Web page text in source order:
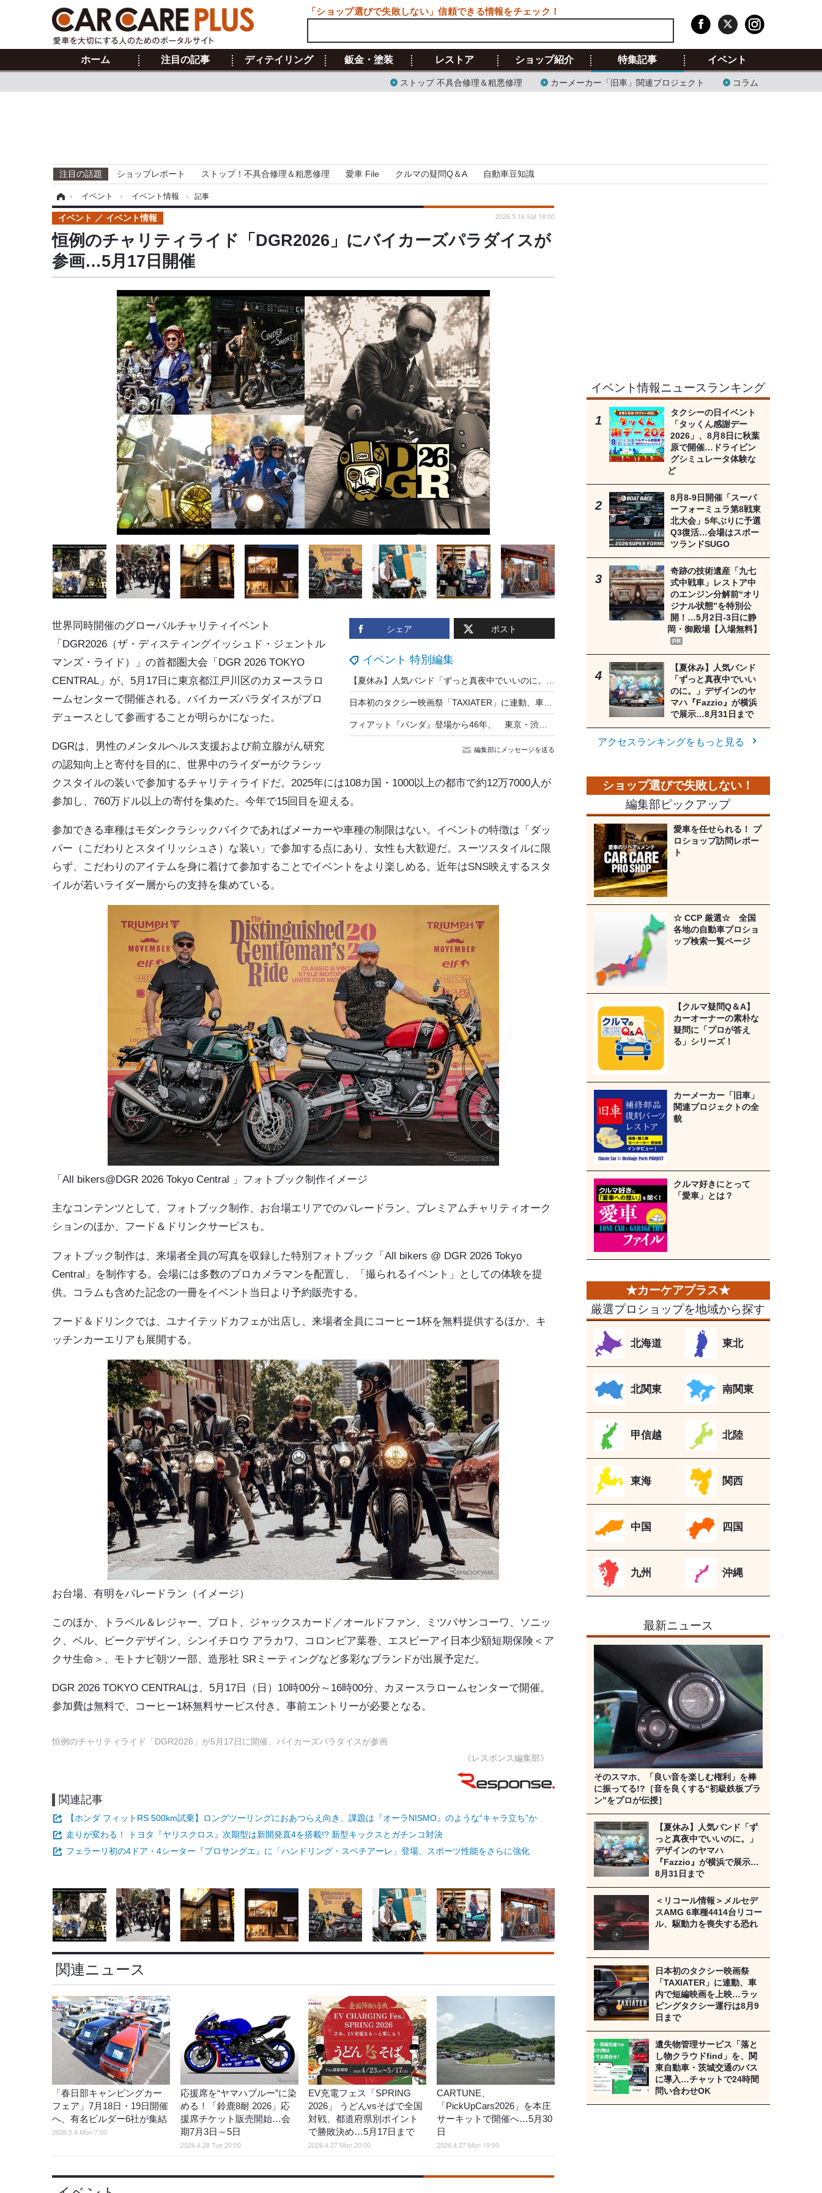
ホーム 注目の記事 ディテイリング 鈑金・塗装 レストア ショップ紹介 特集記事
ストップ 不具合修理＆粗悪修理 カーメーカー「旧車」関連プロジェクト コラム
イベント
注目の話題 ショップレポート ストップ！不具合修理＆粗悪修理 愛車 File クルマの疑問Q＆A 自動車豆知識
› イベント › イベント情報 › 記事
恒例のチャリティライド「DGR2026」にバイカーズパラダイスが
参画…5月17日開催
イベント イベント情報 2026.5.16 Sat 18:00
シェア ポスト
イベント 特別編集
日本初のタクシー映画祭「TAXIATER」に連動、車内で短編映画を上映…ラッピングタクシー運行は8月9日まで
フィアット『パンダ』登場から46年、 東京・渋谷で10月3日トークイベント…自動車史家の大矢アキオ・ロレンツォ氏が解説
編集部にメッセージを送る
世界同時開催のグローバルチャリティイベント
「DGR2026（ザ・ディスティングイッシュド・ジェントル
マンズ・ライド）」の首都圏大会「DGR 2026 TOKYO
CENTRAL」が、5月17日に東京都江戸川区のカヌースラロ
ームセンターで開催される。バイカーズパラダイスがプロ
デュースとして参画することが明らかになった。
DGRは、男性のメンタルヘルス支援および前立腺がん研究
の認知向上と寄付を目的に、世界中のライダーがクラシッ
クスタイルの装いで参加するチャリティライドだ。2025年には108カ国・1000以上の都市で約12万7000人が
参加し、760万ドル以上の寄付を集めた。今年で15回目を迎える。
参加できる車種はモダンクラシックバイクであればメーカーや車種の制限はない。イベントの特徴は「ダッ
パー（こだわりとスタイリッシュさ）な装い」で参加する点にあり、女性も大歓迎だ。スーツスタイルに限
らず、こだわりのアイテムを身に着けて参加することでイベントをより楽しめる。近年はSNS映えするスタ
イルが若いライダー層からの支持を集めている。
「All bikers@DGR 2026 Tokyo Central 」フォトブック制作イメージ
主なコンテンツとして、フォトブック制作、お台場エリアでのパレードラン、プレミアムチャリティオーク
ションのほか、フード＆ドリンクサービスも。
フォトブック制作は、来場者全員の写真を収録した特別フォトブック「All bikers @ DGR 2026 Tokyo
Central」を制作する。会場には多数のプロカメラマンを配置し、「撮られるイベント」としての体験を提
供。コラムも含めた記念の一冊をイベント当日より予約販売する。
フード＆ドリンクでは、ユナイテッドカフェが出店し、来場者全員にコーヒー1杯を無料提供するほか、キ
ッチンカーエリアも展開する。
お台場、有明をパレードラン（イメージ）
このほか、トラベル＆レジャー、プロト、ジャックスカード／オールドファン、ミツバサンコーワ、ソニッ
ク、ベル、ピークデザイン、シンイチロウ アラカワ、コロンビア葉巻、エスビーアイ日本少額短期保険＜ア
クサ生命＞、モトナビ朝ツー部、造形社 SRミーティングなど多彩なブランドが出展予定だ。
DGR 2026 TOKYO CENTRALは、5月17日（日）10時00分～16時00分、カヌースラロームセンターで開催。
参加費は無料で、コーヒー1杯無料サービス付き。事前エントリーが必要となる。
恒例のチャリティライド「DGR2026」が5月17日に開催、バイカーズパラダイスが参画
《レスポンス編集部》
関連記事
【ホンダ フィットRS 500km試乗】ロングツーリングにおあつらえ向き、課題は『オーラNISMO』のような“キャラ立ち”か
走りが変わる！ トヨタ『ヤリスクロス』次期型は新開発直4を搭載!? 新型キックスとガチンコ対決
フェラーリ初の4ドア・4シーター『プロサングエ』に「ハンドリング・スペチアーレ」登場、スポーツ性能をさらに強化
関連ニュース
「春日部キャンピングカー
フェア」7月18日・19日開催
へ、有名ビルダー6社が集結
2026.5.4 Mon 7:00
応援席を“ヤマハブルー”に染
める！「鈴鹿8耐 2026」応
援席チケット販売開始…会
期7月3日～5日
2026.4.28 Tue 20:00
EV充電フェス「SPRING
2026」 うどんvsそばで全国
対戦、都道府県別ポイント
で勝敗決め…5月17日まで
2026.4.27 Mon 20:00
CARTUNE、
「PickUpCars2026」を本庄
サーキットで開催へ…5月30
日
2026.4.27 Mon 19:00
イベント情報ニュースランキング
タクシーの日イベント
「タッくん感謝デー
2026」、8月8日に秋葉
原で開催…ドライビン
グシミュレータ体験な
ど
8月8‐9日開催「スーパ
ーフォーミュラ第8戦東
北大会」5年ぶりに予選
Q3復活…会場はスポー
ツランドSUGO
奇跡の技術遺産「九七
式中戦車」レストア中
のエンジン分解前“オリ
ジナル状態”を特別公
開！…5月2日-3日に静
岡・御殿場【入場無料】
PR
【夏休み】人気バンド
「ずっと真夜中でいい
のに。」デザインのヤ
マハ『Fazzio』が横浜
で展示…8月31日まで
アクセスランキングをもっと見る
編集部ピックアップ
愛車を任せられる！ プ
ロショップ訪問レポー
ト
☆ CCP 厳選☆ 全国
各地の自動車プロショ
ップ検索一覧ページ
【クルマ疑問Q＆A】
カーオーナーの素朴な
疑問に「プロが答え
る」シリーズ！
カーメーカー「旧車」
関連プロジェクトの全
貌
クルマ好きにとって
「愛車」とは？
厳選プロショップを地域から探す
北海道 東北
北関東 南関東
甲信越 北陸
東海 関西
中国 四国
九州 沖縄
最新ニュース
そのスマホ、「良い音を楽しむ権利」を棒
に振ってる!?［音を良くする“初級鉄板プラ
ン”をプロが伝授］
【夏休み】人気バンド「ず
っと真夜中でいいのに。」
デザインのヤマハ
『Fazzio』が横浜で展示…
8月31日まで
＜リコール情報＞メルセデ
スAMG 6車種4414台リコー
ル、駆動力を喪失する恐れ
日本初のタクシー映画祭
「TAXIATER」に連動、車
内で短編映画を上映…ラッ
ピングタクシー運行は8月9
日まで
遺失物管理サービス「落と
し物クラウドfind」を、関
東自動車・茨城交通のバス
に導入…チャットで24時間
問い合わせOK
「ショップ選びで失敗しない」信頼できる情報をチェック！